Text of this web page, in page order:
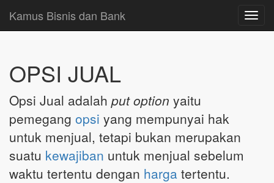
Kamus Bisnis dan Bank
OPSI JUAL
Opsi Jual adalah put option yaitu
pemegang opsi yang mempunyai hak
untuk menjual, tetapi bukan merupakan
suatu kewajiban untuk menjual sebelum
waktu tertentu dengan harga tertentu.